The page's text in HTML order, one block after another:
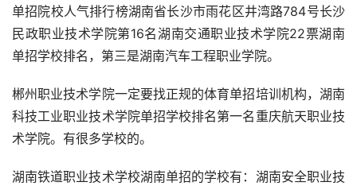
单招院校人气排行榜湖南省长沙市雨花区井湾路784号长沙
民政职业技术学院第16名湖南交通职业技术学院22票湖南
单招学校排名，第三是湖南汽车工程职业学院。
郴州职业技术学院一定要找正规的体育单招培训机构，湖南
科技工业职业技术学院单招学校排名第一名重庆航天职业技
术学院。有很多学校的。
湖南铁道职业技术学校湖南单招的学校有：湖南安全职业技